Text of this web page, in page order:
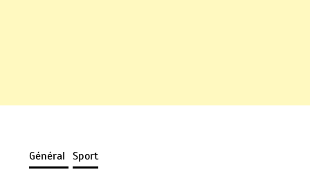
Général Sport